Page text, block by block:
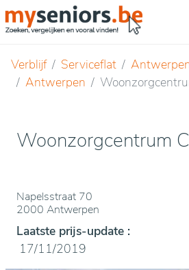
Verblijf Serviceflat
Antwerpen
Woonzorgcentrum
Napelsstraat 70
2000 Antwerpen
Laatste prijs-update :
17/11/2019